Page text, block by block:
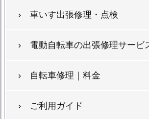
› 車いす出張修理・点検
› 電動自転車の出張修理サービ
› 自転車修理｜料金
› ご利用ガイド